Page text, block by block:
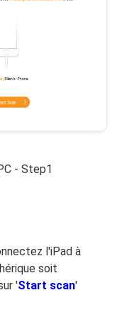
- Step1
l'iPad à
soit
'Start scan'